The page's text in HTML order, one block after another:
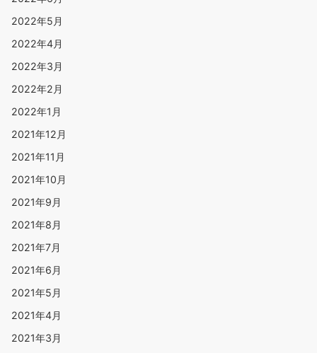
2022年5月
2022年4月
2022年3月
2022年2月
2022年1月
2021年12月
2021年11月
2021年10月
2021年9月
2021年8月
2021年7月
2021年6月
2021年5月
2021年4月
2021年3月